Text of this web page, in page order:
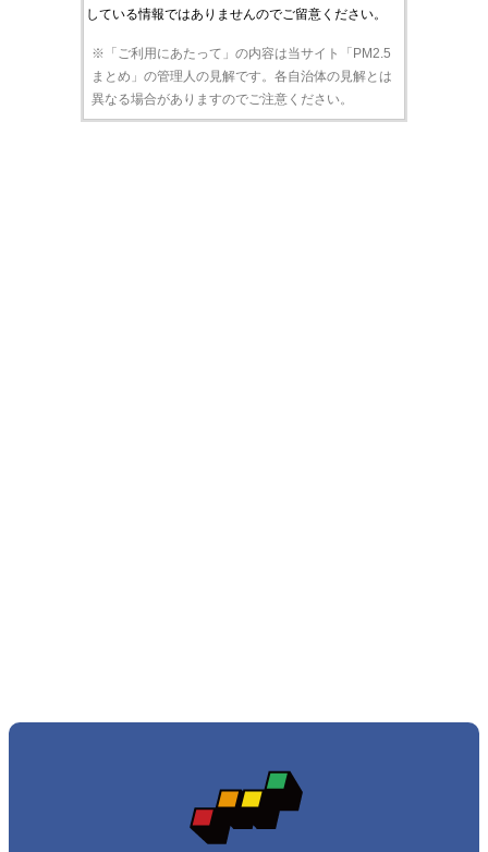
している情報ではありませんのでご留意ください。
※「ご利用にあたって」の内容は当サイト「PM2.5
まとめ」の管理人の見解です。各自治体の見解とは
異なる場合がありますのでご注意ください。